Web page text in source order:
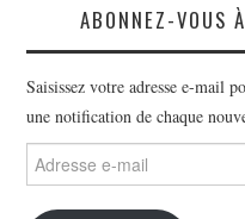
ABONNEZ-VOUS
Saisissez votre adresse e-mail
une notification de chaque
Adresse
e-